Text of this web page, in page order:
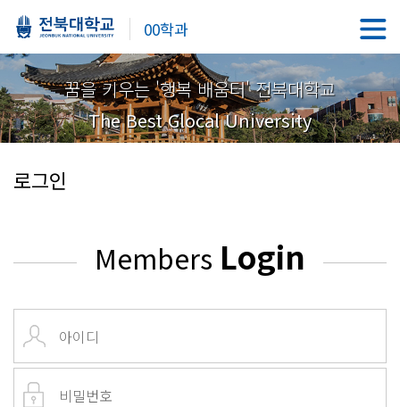
00학과
꿈을 키우는 '행복 배움터' 전북대학교
The Best Glocal University
로그인
Members Login